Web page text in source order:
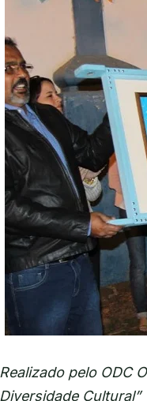
Realizado pelo ODC
Diversidade Cultural”